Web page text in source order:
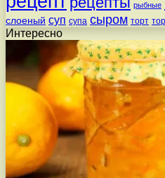
рыбные
слоеный суп супа сыром торт
Интересно